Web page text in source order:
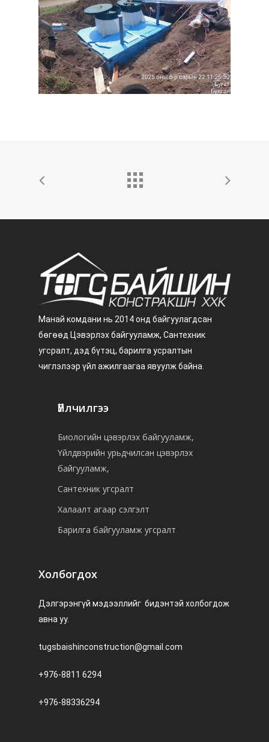
Манай комдани нь 2014 онд байгуулагдсан
бөгөөд Цэвэрлэх байгууламж, Сантехник
угсралт, дэд бүтэц, барилга усралтын
чиглэлээр үйл ажилгаагаа явуулж байна.
Үйлчилгээ
Биологийн цэвэрлэх байгууламж,
Үйлдвэрийн урьдчилсан цэвэрлэх
байгууламж,
Сантехник угсралт
Халаалт агаар сэлгэлт
Барилга байгууламж угсралт
Холбогдох
Дэлгэрэнгүй мэдээллийг бидэнтэй холбогдож
авна уу.
tugsbaishinconstruction@gmail.com
+976-8811 6294
+976-88336294